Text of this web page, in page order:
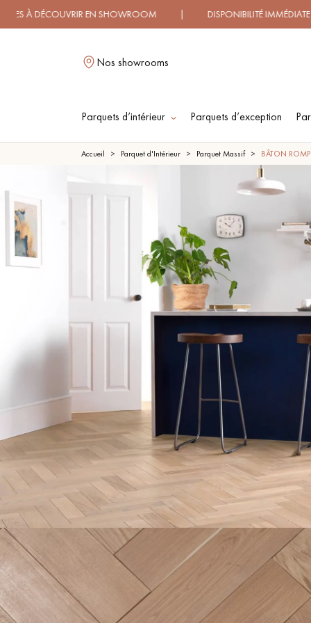
EN SHOWROOM | DISPONIBILITÉ IMMÉDIATE |
Nos showrooms
Parquets d’intérieur Parquets d’exception
CONTRECOLLÉ -
FLOTTANT
PARQUET HUILÉ
PARQUET D'INTÉRIEUR
Nos experts
Accueil Parquet d'Intérieur Parquet Massif BÂTON